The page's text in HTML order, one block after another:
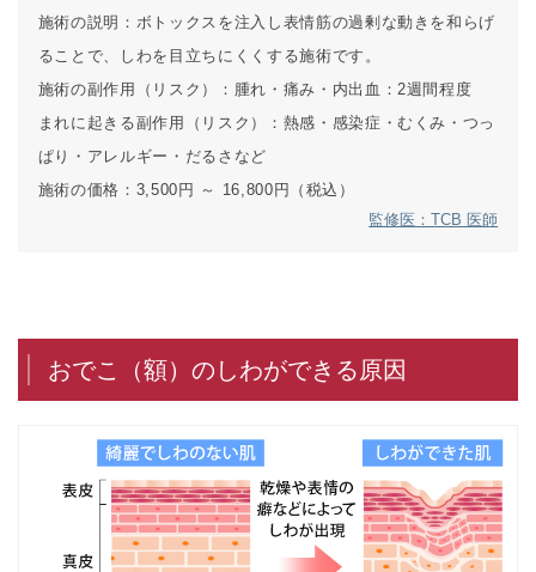
施術の説明： ボトックスを注入し表情筋の過剰な動きを和らげ
ることで、しわを目立ちにくくする施術です。
施術の副作用（リスク）： 腫れ・痛み・内出血：2週間程度
まれに起きる副作用（リスク）： 熱感・感染症・むくみ・つっ
ぱり・アレルギー・だるさなど
施術の価格： 3,500円 ～ 16,800円（税込）
監修医：TCB 医師
おでこ（額）のしわができる原因